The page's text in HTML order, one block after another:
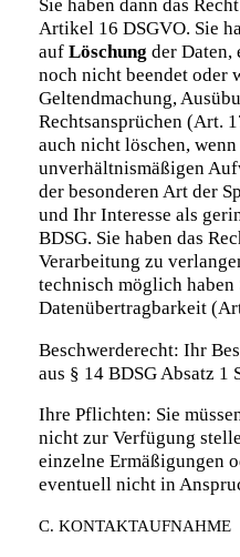
Sie haben dann das
Artikel 16 DSGVO. Sie
auf Löschung der Daten,
noch nicht beendet oder
Geltendmachung,
Rechtsansprüchen (Art.
auch nicht löschen,
unverhältnismäßigen
der besonderen Art der
und Ihr Interesse als
BDSG. Sie haben das
Verarbeitung zu
technisch möglich haben
Datenübertragbarkeit
Beschwerderecht: Ihr
aus § 14 BDSG Absatz 1
Ihre Pflichten: Sie
nicht zur Verfügung
einzelne Ermäßigungen
eventuell nicht in
C. KONTAKTAUFNAHME